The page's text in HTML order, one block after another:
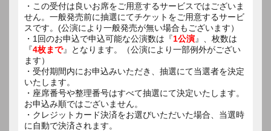
・この受付は良いお席をご用意するサービスではございま
せん。一般発売前に抽選にてチケットをご用意するサービ
スです。(公演により一般発売が無い場合もございます）
・1回のお申込で申込可能な公演数は『1公演』、枚数は
『4枚まで』となります。（公演により一部例外がござい
ます）
・受付期間内にお申込みいただき、抽選にて当選者を決定
いたします。
・座席番号や整理番号はすべて抽選にて決定いたします。
お申込み順ではございません。
・クレジットカード決済をお選びいただいた場合、当選時
に自動で決済されます。